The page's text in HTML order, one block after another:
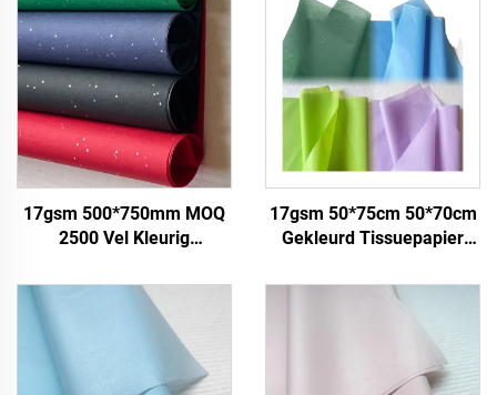
17gsm 500*750mm MOQ
2500 Vel Kleurig
Groothandel Hoekwaliteit
Voedsel Geschenk
Verpakkingspapier
17gsm 50*75cm 50*70cm
Gekleurd Tissuepapier
Papier voor Verpakking